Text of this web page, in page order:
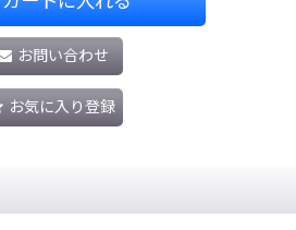
お問い合わせ
お気に入り登録